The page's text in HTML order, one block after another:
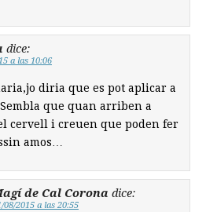
dice:
a las 10:06
diria que es pot aplicar a
que quan arriben a
cervell i creuen que poden fer
amos…
de Cal Corona dice:
08/2015 a las 20:55